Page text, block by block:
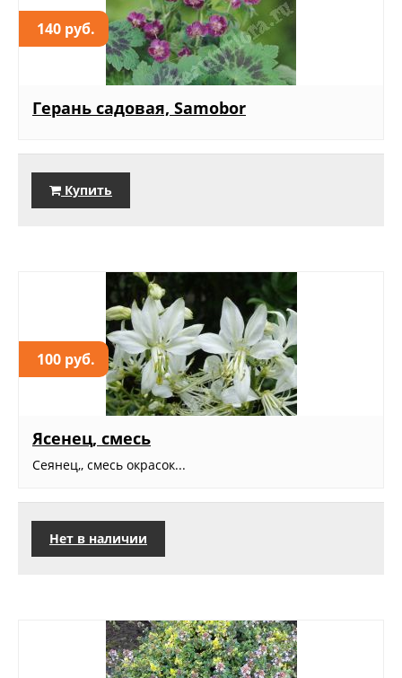
140 руб.
Герань садовая, Samobor
Купить
100 руб.
Ясенец, смесь
Сеянец,, смесь окрасок...
Нет в наличии